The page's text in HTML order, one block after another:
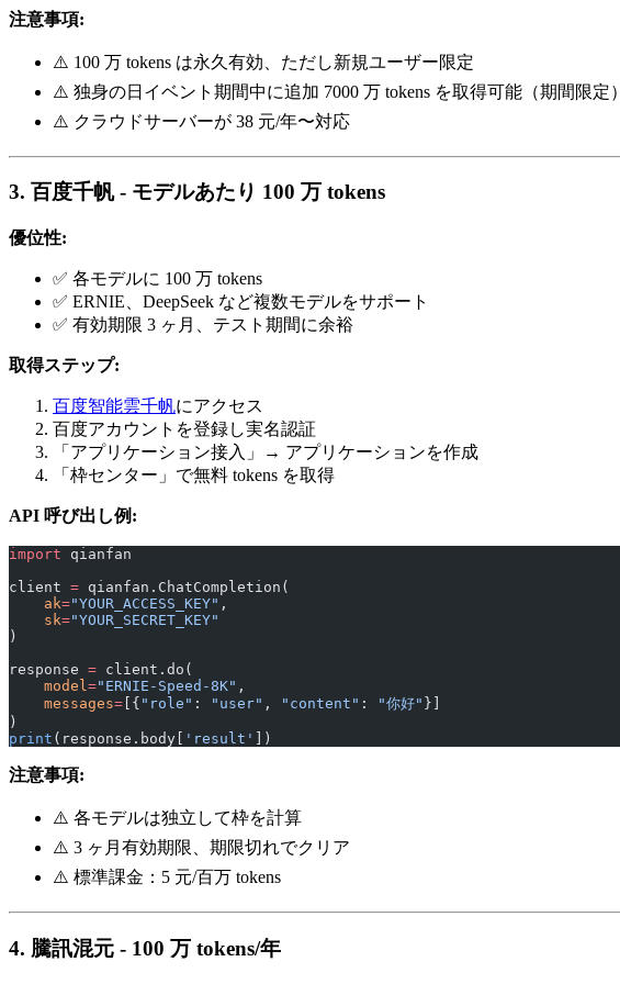
注意事項:
⚠️ 100 万 tokens は永久有効、ただし新規ユーザー限定
⚠️ 独身の日イベント期間中に追加 7000 万 tokens を取得可能（期間限定）
⚠️ クラウドサーバーが 38 元/年〜対応
3. 百度千帆 - モデルあたり 100 万 tokens
優位性:
✅ 各モデルに 100 万 tokens
✅ ERNIE、DeepSeek など複数モデルをサポート
✅ 有効期限 3 ヶ月、テスト期間に余裕
取得ステップ:
百度智能雲千帆にアクセス
百度アカウントを登録し実名認証
「アプリケーション接入」→ アプリケーションを作成
「枠センター」で無料 tokens を取得
API 呼び出し例:
import qianfan
client = qianfan.ChatCompletion(
    ak
="YOUR_ACCESS_KEY" ,
    sk
="YOUR_SECRET_KEY"
)
response = client.do(
    model
="ERNIE-Speed-8K" ,
    messages
= [{ "role" : "user" , "content" : "你好" }]
)
print (response.body[ 'result' ])
注意事項:
⚠️ 各モデルは独立して枠を計算
⚠️ 3 ヶ月有効期限、期限切れでクリア
⚠️ 標準課金：5 元/百万 tokens
4. 騰訊混元 - 100 万 tokens/年